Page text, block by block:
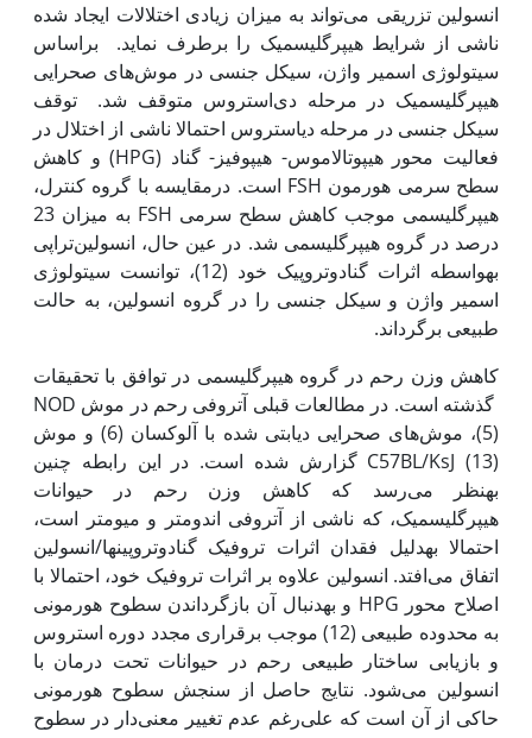
انسولین تزریقی می‌تواند به میزان زیادی اختلالات ایجاد شده
ناشی از شرایط هیپرگلیسمیک را برطرف نماید. براساس
سیتولوژی اسمیر واژن، سیکل جنسی در موش‌های صحرایی
هیپرگلیسمیک در مرحله دی‌استروس متوقف شد. توقف
سیکل جنسی در مرحله دی‏استروس احتمالا ناشی از اختلال در
فعالیت محور هیپوتالاموس- هیپوفیز- گناد (HPG) و کاهش
سطح سرمی هورمون FSH است. درمقایسه با گروه کنترل،
هیپرگلیسمی موجب کاهش سطح سرمی FSH به میزان 23
درصد در گروه هیپرگلیسمی شد. در عین حال، انسولین‌تراپی
به‎واسطه اثرات گنادوتروپیک خود (12)، توانست سیتولوژی
اسمیر واژن و سیکل جنسی را در گروه انسولین، به حالت
طبیعی برگرداند.
کاهش وزن رحم در گروه هیپرگلیسمی در توافق با تحقیقات
گذشته است. در مطالعات قبلی آتروفی رحم در موش NOD
(5)، موش‌های صحرایی دیابتی شده با آلوکسان (6) و موش
C57BL/KsJ (13) گزارش شده است. در این رابطه چنین
به‎نظر می‌رسد که کاهش وزن رحم در حیوانات
هیپرگلیسمیک، که ناشی از آتروفی اندومتر و میومتر است،
احتمالا به‎دلیل فقدان اثرات تروفیک گنادوتروپین‎ها/انسولین
اتفاق می‌افتد. انسولین علاوه بر اثرات تروفیک خود، احتمالا با
اصلاح محور HPG و به‎دنبال آن بازگرداندن سطوح هورمونی
به محدوده طبیعی (12) موجب برقراری مجدد دوره استروس
و بازیابی ساختار طبیعی رحم در حیوانات تحت درمان با
انسولین می‌شود. نتایج حاصل از سنجش سطوح هورمونی
حاکی از آن است که علی‌رغم عدم تغییر معنی‌دار در سطوح